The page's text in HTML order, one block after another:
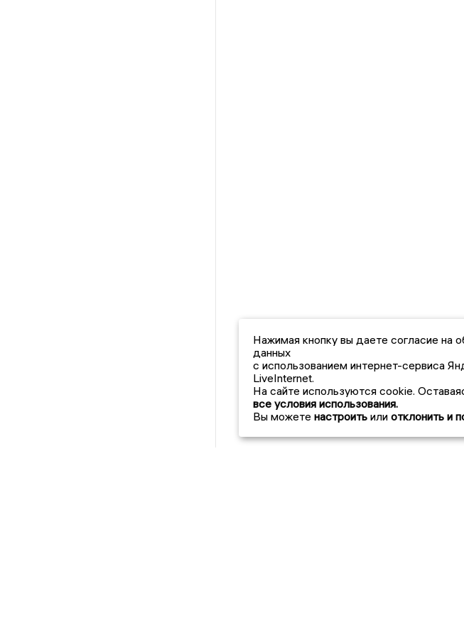
Нажимая кнопку вы даете согласие на
данных
с использованием интернет-сервиса
LiveInternet.
На сайте используются cookie.
все условия использования.
Вы можете настроить или отклонить и